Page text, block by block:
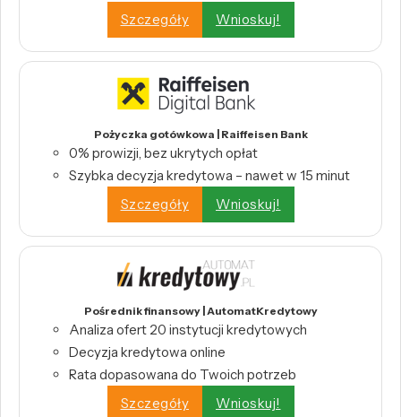
Szczegóły
Wnioskuj!
Pożyczka gotówkowa | Raiffeisen Bank
0% prowizji, bez ukrytych opłat
Szybka decyzja kredytowa – nawet w 15 minut
Szczegóły
Wnioskuj!
Pośrednik finansowy | AutomatKredytowy
Analiza ofert 20 instytucji kredytowych
Decyzja kredytowa online
Rata dopasowana do Twoich potrzeb
Szczegóły
Wnioskuj!